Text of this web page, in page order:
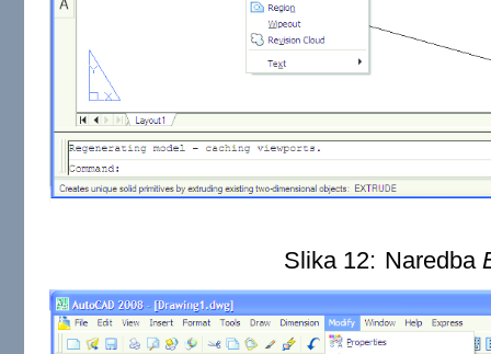
Slika 12: Naredba